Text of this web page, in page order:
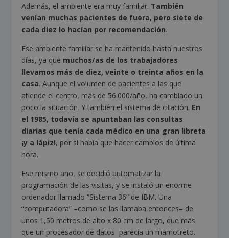
Además, el ambiente era muy familiar. También
venían muchas pacientes de fuera, pero siete de
cada diez lo hacían por recomendación.
Ese ambiente familiar se ha mantenido hasta nuestros
días, ya que muchos/as de los trabajadores
llevamos más de diez, veinte o treinta años en la
casa. Aunque el volumen de pacientes a las que
atiende el centro, más de 56.000/año, ha cambiado un
poco la situación. Y también el sistema de citación. En
el 1985, todavía se apuntaban las consultas
diarias que tenía cada médico en una gran libreta
¡y a lápiz!, por si había que hacer cambios de última
hora.
Ese mismo año, se decidió automatizar la
programación de las visitas, y se instaló un enorme
ordenador llamado “Sistema 36” de IBM. Una
“computadora” –como se las llamaba entonces– de
unos 1,50 metros de alto x 80 cm de largo, que más
que un procesador de datos parecía un mamotreto.